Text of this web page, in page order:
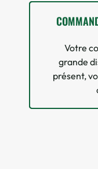
Votre
grande
présent,